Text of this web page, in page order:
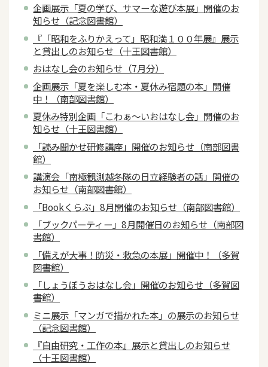
企画展示「夏の学び、サマーな遊び本展」開催のお
知らせ（記念図書館）
『「昭和をふりかえって」昭和満１００年展』展示
と貸出しのお知らせ（十王図書館）
おはなし会のお知らせ（7月分）
企画展示「夏を楽しむ本・夏休み宿題の本」開催
中！（南部図書館）
夏休み特別企画「こわぁ～いおはなし会」開催のお
知らせ（十王図書館）
「読み聞かせ研修講座」開催のお知らせ（南部図書
館）
講演会「南極観測越冬隊の日立経験者の話」開催の
お知らせ（南部図書館）
「Bookくらぶ」8月開催のお知らせ（南部図書館）
「ブックパーティー」8月開催日のお知らせ（南部図
書館）
「備えが大事！防災・救急の本展」開催中！（多賀
図書館）
「しょうぼうおはなし会」開催のお知らせ（多賀図
書館）
ミニ展示「マンガで描かれた本」の展示のお知らせ
（記念図書館）
『自由研究・工作の本』展示と貸出しのお知らせ
（十王図書館）